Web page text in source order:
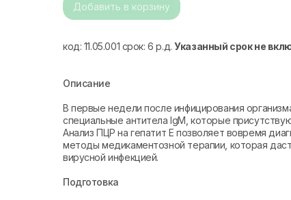
Добавить в корзину
код: 11.05.001 срок: 6 р.д.Указанный срок не
Описание
В первые недели после инфицирования
специальные антитела IgM, которые
Анализ ПЦР на гепатит Е позволяет вовремя
методы медикаментозной терапии, которая
вирусной инфекцией.
Подготовка